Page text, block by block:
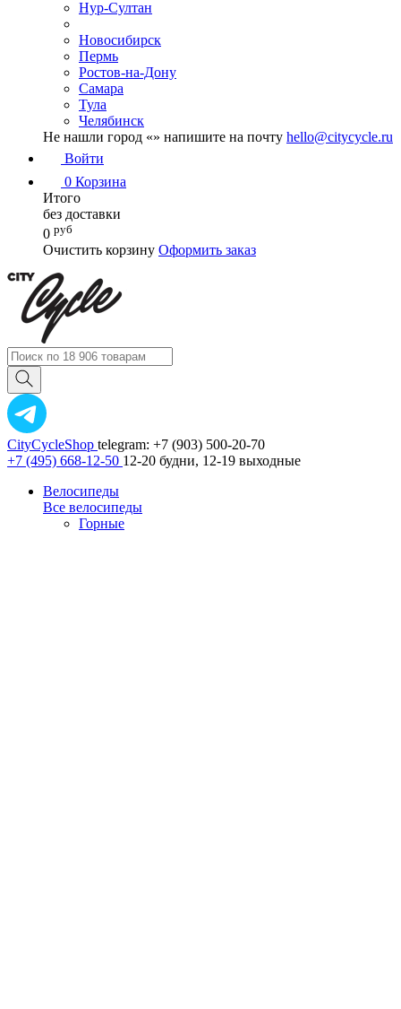
Нур-Султан
Новосибирск
Пермь
Ростов-на-Дону
Самара
Тула
Челябинск
Не нашли город «» напишите на почту hello@citycycle.ru
Войти
0 Корзина
Итого
без доставки
0 руб
Очистить корзину Оформить заказ
CityCycleShop telegram: +7 (903) 500-20-70
+7 (495) 668-12-50 12-20 будни, 12-19 выходные
Велосипеды
Все велосипеды
Горные